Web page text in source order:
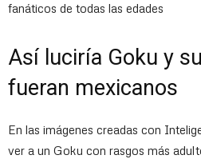
fanáticos de todas las edades
Así luciría Goku y
fueran mexicanos
En las imágenes creadas con
ver a un Goku con rasgos más